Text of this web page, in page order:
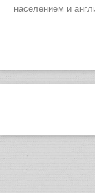
населением и